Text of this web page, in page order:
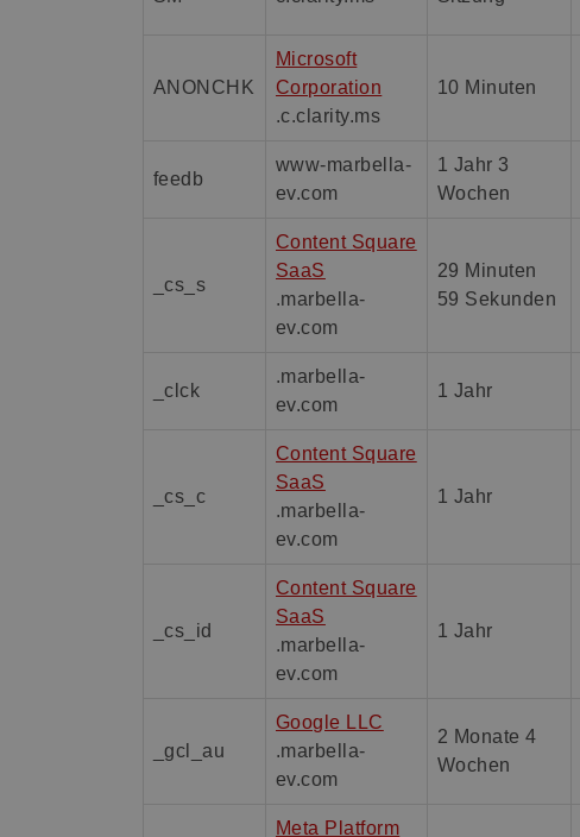
ANONCHK
Microsoft
Corporation
.c.clarity.ms
10 Minuten
feedb
www-marbella-
ev.com
1 Jahr 3
Wochen
_cs_s
Content Square
SaaS
.marbella-
ev.com
29 Minuten
59 Sekunden
_clck
.marbella-
ev.com
1 Jahr
_cs_c
Content Square
SaaS
.marbella-
ev.com
1 Jahr
_cs_id
Content Square
SaaS
.marbella-
ev.com
1 Jahr
_gcl_au
Google LLC
.marbella-
ev.com
2 Monate 4
Wochen
Meta Platform